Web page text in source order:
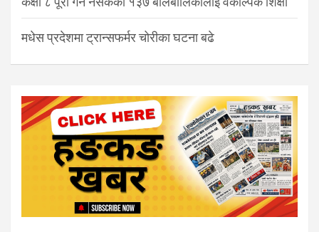
मधेस प्रदेशमा ट्रान्सफर्मर चोरीका घटना बढे